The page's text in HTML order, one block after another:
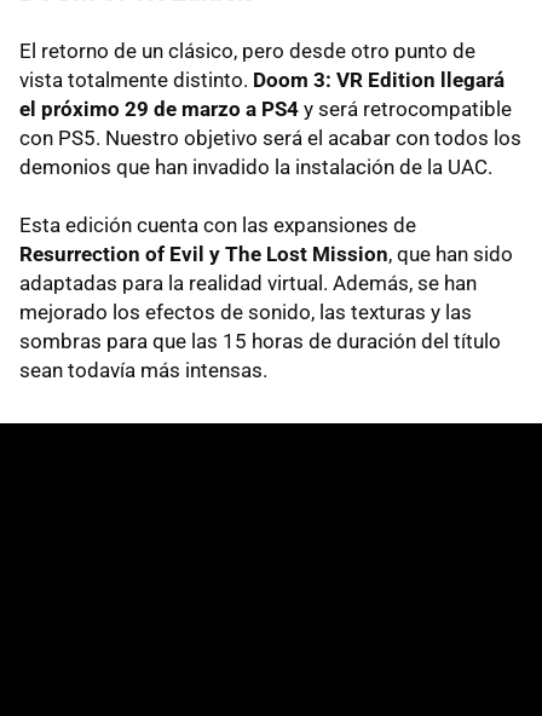
El retorno de un clásico, pero desde otro punto de
vista totalmente distinto. Doom 3: VR Edition llegará
el próximo 29 de marzo a PS4 y será retrocompatible
con PS5. Nuestro objetivo será el acabar con todos los
demonios que han invadido la instalación de la UAC.
Esta edición cuenta con las expansiones de
Resurrection of Evil y The Lost Mission, que han sido
adaptadas para la realidad virtual. Además, se han
mejorado los efectos de sonido, las texturas y las
sombras para que las 15 horas de duración del título
sean todavía más intensas.